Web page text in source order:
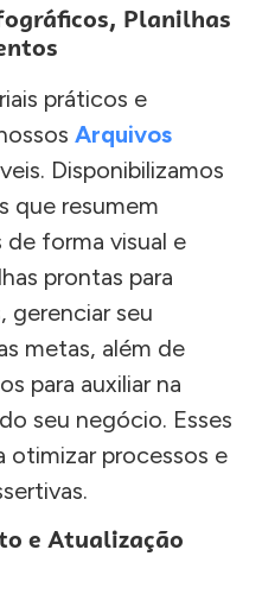
Planilhas
práticos e
Arquivos
Disponibilizamos
que resumem
forma visual e
prontas para
gerenciar seu
metas, além de
para auxiliar na
seu negócio. Esses
otimizar processos e
e Atualização